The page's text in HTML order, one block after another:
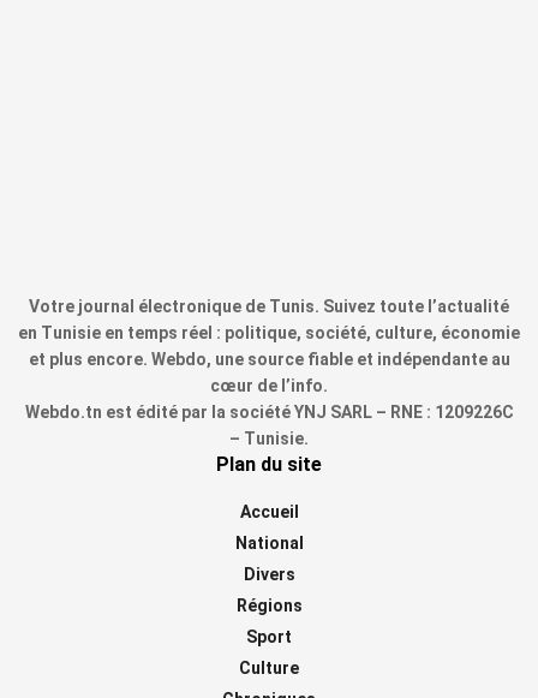
Votre journal électronique de Tunis. Suivez toute l’actualité
en Tunisie en temps réel : politique, société, culture, économie
et plus encore. Webdo, une source fiable et indépendante au
cœur de l’info.
Webdo.tn est édité par la société YNJ SARL – RNE : 1209226C
– Tunisie.
Plan du site
Accueil
National
Divers
Régions
Sport
Culture